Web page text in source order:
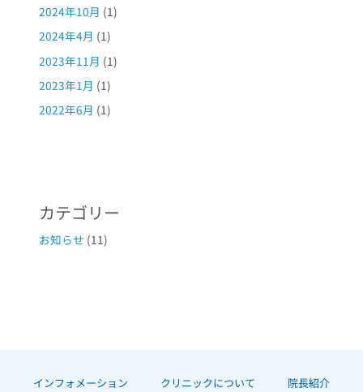
2024年10月 (1)
2024年4月 (1)
2023年11月 (1)
2023年1月 (1)
2022年6月 (1)
カテゴリー
お知らせ (11)
インフォメーション クリニックについて
院長紹介